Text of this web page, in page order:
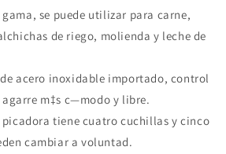
se puede utilizar para carne,
de riego, molienda y leche de
acero inoxidable importado, control
m‡s c—modo y libre.
tiene cuatro cuchillas y cinco
cambiar a voluntad.